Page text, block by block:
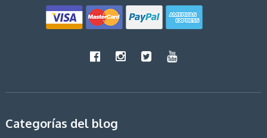
Categorías del blog